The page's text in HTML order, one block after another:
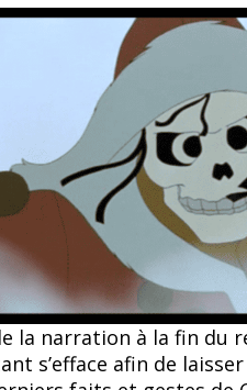
la narration à la fin du
s’efface afin de